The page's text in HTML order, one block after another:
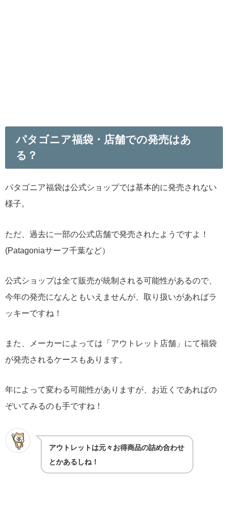
パタゴニア福袋・店舗での発売はあ
る？
パタゴニア福袋は公式ショップでは基本的に発売されない
様子。
ただ、過去に一部の公式店舗で発売されたようですよ！
(Patagoniaサーフ千葉など）
公式ショップは全て販売が統制される可能性があるので、
今年の発売になんともいえませんが、取り扱いがあればラ
ッキーですね！
また、メーカーによっては「アウトレット店舗」にて福袋
が発売されるケースもあります。
年によって変わる可能性がありますが、お近くであればの
ぞいてみるのも手ですね！
アウトレットは元々お得商品の詰め合わせ
とかあるしね！